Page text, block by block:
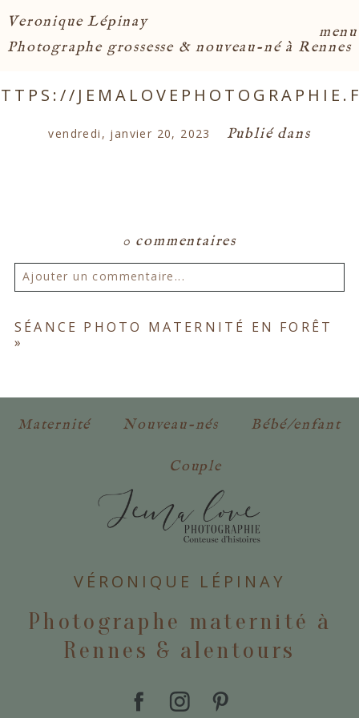
menu
Veronique Lépinay
Photographe grossesse & nouveau-né à Rennes
vendredi, janvier 20, 2023 Publié dans
0 commentaires
Ajouter un commentaire...
Votre email ne sera jamais publié ou partagé.
Les champs marqués d'un astérisque sont
POSTER VOTRE COMMENTAIRE
SÉANCE PHOTO MATERNITÉ EN FORÊT
»
Maternité Nouveau-nés Bébé/enfant
Couple
VÉRONIQUE LÉPINAY
Photographe maternité à
Rennes & alentours